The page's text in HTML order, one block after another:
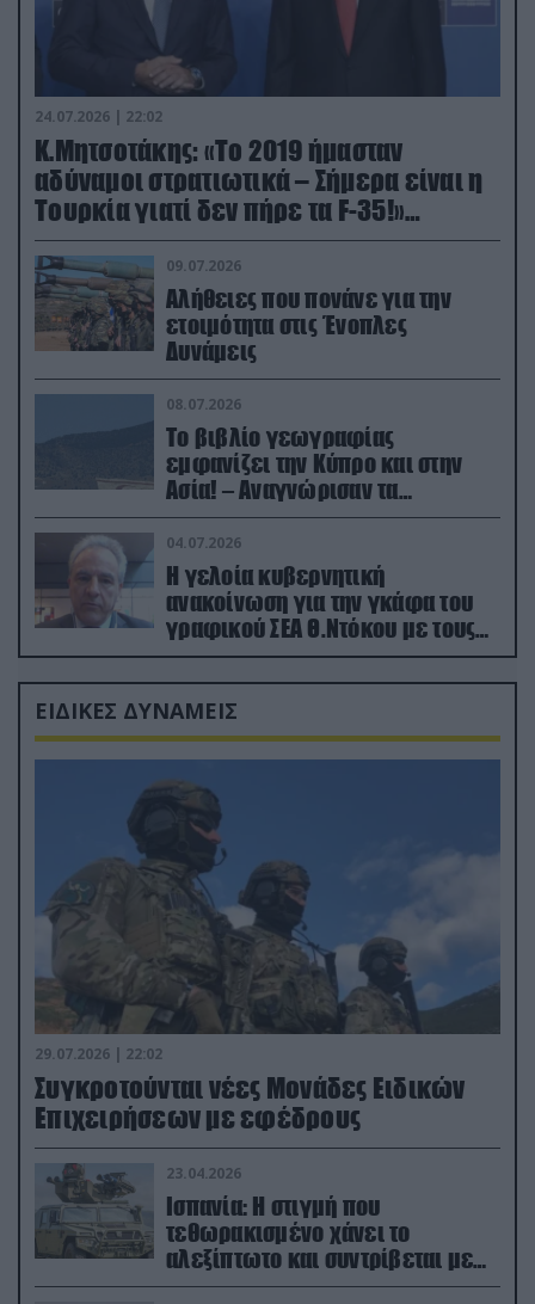
24.07.2026 | 22:02
Κ.Μητσοτάκης: «Το 2019 ήμασταν
αδύναμοι στρατιωτικά – Σήμερα είναι η
Τουρκία γιατί δεν πήρε τα F-35!»
(βίντεο)
09.07.2026
Αλήθειες που πονάνε για την
ετοιμότητα στις Ένοπλες
Δυνάμεις
08.07.2026
Το βιβλίο γεωγραφίας
εμφανίζει την Κύπρο και στην
Ασία! – Αναγνώρισαν τα
κατεχόμενα; (φωτο)
04.07.2026
Η γελοία κυβερνητική
ανακοίνωση για την γκάφα του
γραφικού ΣΕΑ Θ.Ντόκου με τους
Ρώσους φαρσέρ
ΕΙΔΙΚΕΣ ΔΥΝΑΜΕΙΣ
29.07.2026 | 22:02
Συγκροτούνται νέες Μονάδες Ειδικών
Επιχειρήσεων με εφέδρους
23.04.2026
Ισπανία: Η στιγμή που
τεθωρακισμένο χάνει το
αλεξίπτωτο και συντρίβεται με
ορμή στο έδαφος (βίντεο)